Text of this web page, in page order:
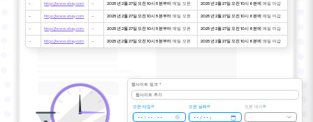
- https://www.ebay.com - 2025년 2월 27일 오전 10시 5분부터 매일 오픈 2025년 2월 27일 오전 10시 6분에 매일 마감
- https://www.ebay.com - 2025년 2월 27일 오전 10시 5분부터 매일 오픈 2025년 2월 27일 오전 10시 6분에 매일 마감
- https://www.ebay.com - 2025년 2월 27일 오전 10시 5분부터 매일 오픈 2025년 2월 27일 오전 10시 6분에 매일 마감
- https://www.ebay.com - 2025년 2월 27일 오전 10시 5분부터 매일 오픈 2025년 2월 27일 오전 10시 6분에 매일 마감
웹사이트 링크 *
웹사이트 추가
오픈 타임 오픈 날짜
오픈 데이
-